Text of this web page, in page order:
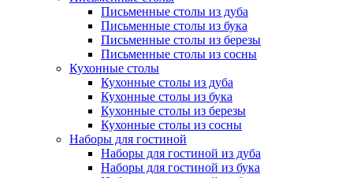
Письменные столы из дуба
Письменные столы из бука
Письменные столы из березы
Письменные столы из сосны
Кухонные столы
Кухонные столы из дуба
Кухонные столы из бука
Кухонные столы из березы
Кухонные столы из сосны
Наборы для гостиной
Наборы для гостиной из дуба
Наборы для гостиной из бука